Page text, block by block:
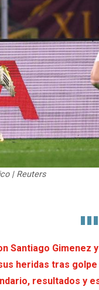
| Reuters
Santiago Gimenez
heridas tras
resultados y